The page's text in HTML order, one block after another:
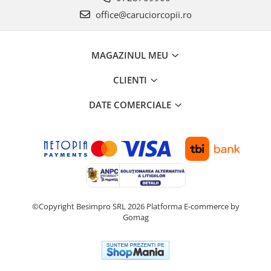
Premergatoare, Balansoare, Centre
si saltelute de joaca
Leagane / Balansoare / Sezlonguri
Masute de joaca copii
office@caruciorcopii.ro
MAGAZINUL MEU
CLIENTI
DATE COMERCIALE
©Copyright Besimpro SRL 2026 Platforma E-commerce by
Gomag